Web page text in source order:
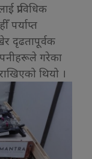
प्राविधिक
पर्याप्त
दृढतापूर्वक
गरेका
थियो ।